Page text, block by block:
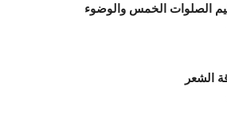
الصلوات الخمس والوضوء
الشعر